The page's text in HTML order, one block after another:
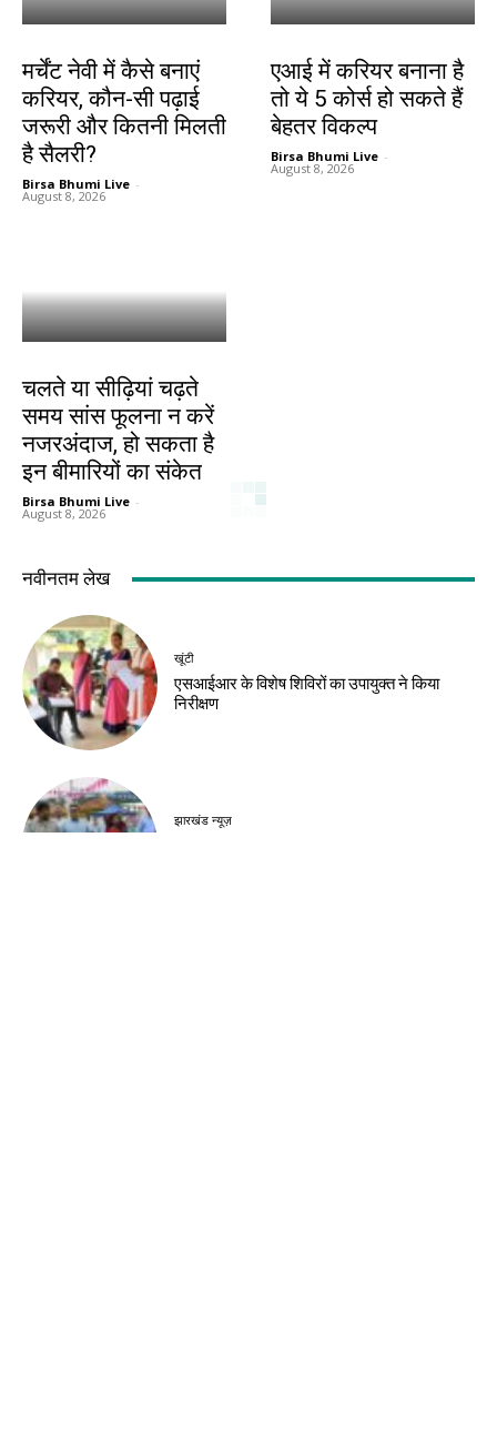
मर्चेंट नेवी में कैसे बनाएं
करियर, कौन-सी पढ़ाई
जरूरी और कितनी मिलती
है सैलरी?
Birsa Bhumi Live -
August 8, 2026
एआई में करियर बनाना है
तो ये 5 कोर्स हो सकते हैं
बेहतर विकल्प
Birsa Bhumi Live -
August 8, 2026
चलते या सीढ़ियां चढ़ते
समय सांस फूलना न करें
नजरअंदाज, हो सकता है
इन बीमारियों का संकेत
Birsa Bhumi Live -
August 8, 2026
नवीनतम लेख
खूंटी
एसआईआर के विशेष शिविरों का उपायुक्त ने किया
निरीक्षण
झारखंड न्यूज़